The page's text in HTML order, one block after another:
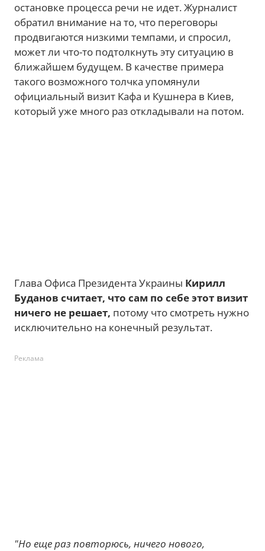
остановке процесса речи не идет. Журналист
обратил внимание на то, что переговоры
продвигаются низкими темпами, и спросил,
может ли что-то подтолкнуть эту ситуацию в
ближайшем будущем. В качестве примера
такого возможного толчка упомянули
официальный визит Кафа и Кушнера в Киев,
который уже много раз откладывали на потом.
Глава Офиса Президента Украины Кирилл
Буданов считает, что сам по себе этот визит
ничего не решает, потому что смотреть нужно
исключительно на конечный результат.
Реклама
"Но еще раз повторюсь, ничего нового,